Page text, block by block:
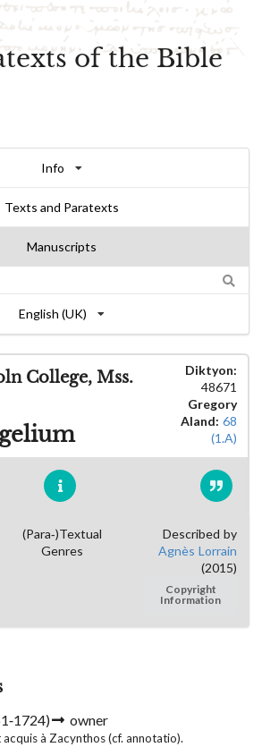
of the Bible
Info
Texts and Paratexts
Manuscripts
English (UK)
College, Mss.
Diktyon:
48671
Gregory
Aland: 68
(1.A)
(Para-)Textual
Genres
Described by
Agnès Lorrain
(2015)
Copyright
Information
1724) owner
à Zacynthos (cf. annotatio).